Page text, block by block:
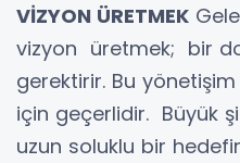
VİZYON ÜRETMEK
vizyon üretmek; bir
gerektirir. Bu yönetişim
için geçerlidir. Büyük
uzun soluklu bir